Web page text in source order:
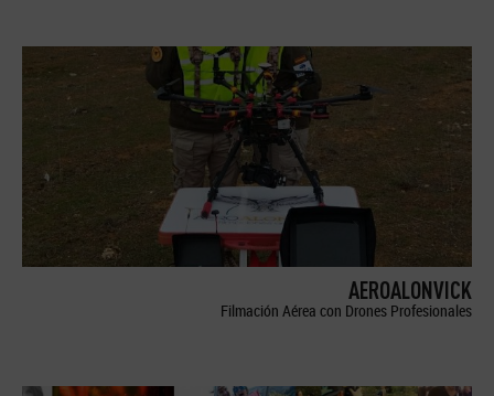
AEROALONVICK
Filmación Aérea con Drones Profesionales